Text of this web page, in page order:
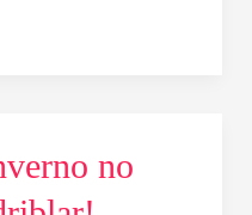
no